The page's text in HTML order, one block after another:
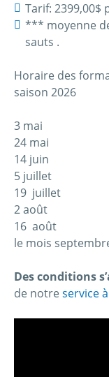
Tarif: 2399,00$
*** moyenne
sauts .
Horaire des
saison 2026
3 mai
24 mai
14 juin
5 juillet
19 juillet
2 août
16 août
le mois
Des conditions
de notre service